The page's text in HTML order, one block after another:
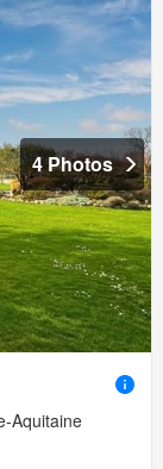
4 Photos
Aquitaine